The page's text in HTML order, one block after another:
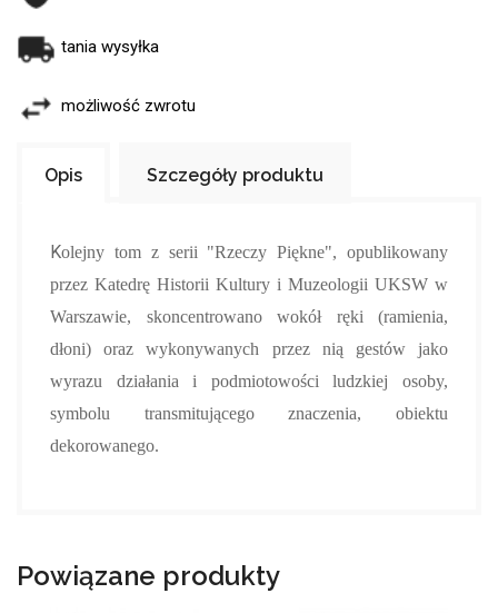
tania wysyłka
możliwość zwrotu
Opis Szczegóły produktu
Kolejny tom z serii "Rzeczy Piękne", opublikowany
przez Katedrę Historii Kultury i Muzeologii UKSW w
Warszawie, skoncentrowano wokół ręki (ramienia,
dłoni) oraz wykonywanych przez nią gestów jako
wyrazu działania i podmiotowości ludzkiej osoby,
symbolu transmitującego znaczenia, obiektu
dekorowanego.
Powiązane produkty